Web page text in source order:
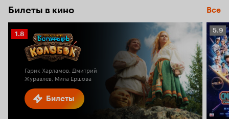
Билеты в кино Все
Билеты
Рейтинг
Кинопоиска
1.8
Гарик Харламов, Дмитрий
Журавлев, Мила Ершова
5.9
5.9